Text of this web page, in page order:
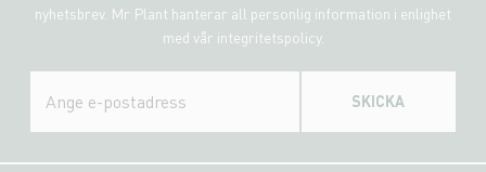
nyhetsbrev. Mr Plant hanterar all personlig information i enlighet
med vår integritetspolicy.
SKICKA